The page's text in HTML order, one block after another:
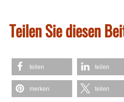
Teilen Sie diesen
teilen teilen
merken teilen